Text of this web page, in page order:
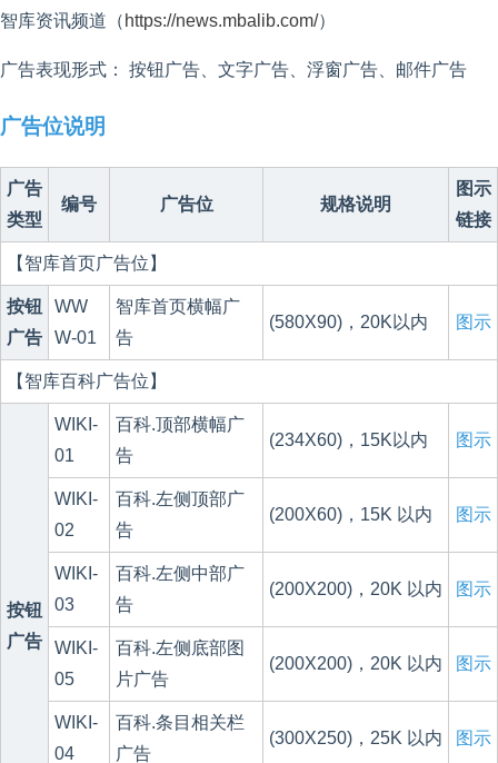
智库资讯频道（ https://news.mbalib.com/）
广告表现形式： 按钮广告、文字广告、浮窗广告、邮件广告
广告位说明
广告
类型
编号 广告位 规格说明
图示
链接
【智库首页广告位】
按钮
广告
WW
W-01
智库首页横幅广
告
(580X90)，20K以内 图示
【智库百科广告位】
按钮
广告
WIKI-
01
百科.顶部横幅广
告
(234X60)，15K以内 图示
WIKI-
02
百科.左侧顶部广
告
(200X60)，15K 以内 图示
WIKI-
03
百科.左侧中部广
告
(200X200)，20K 以内 图示
WIKI-
05
百科.左侧底部图
片广告
(200X200)，20K 以内 图示
WIKI-
04
百科.条目相关栏
广告
(300X250)，25K 以内 图示